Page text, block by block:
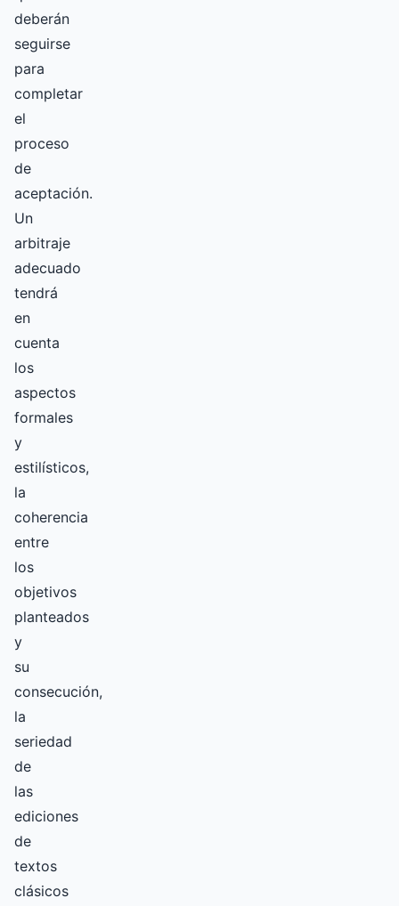
deberán
seguirse
para
completar
el
proceso
de
aceptación.
Un
arbitraje
adecuado
tendrá
en
cuenta
los
aspectos
formales
y
estilísticos,
la
coherencia
entre
los
objetivos
planteados
y
su
consecución,
la
seriedad
de
las
ediciones
de
textos
clásicos